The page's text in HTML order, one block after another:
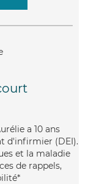
a 10 ans
d'infirmier (DEI).
et la maladie
de rappels,